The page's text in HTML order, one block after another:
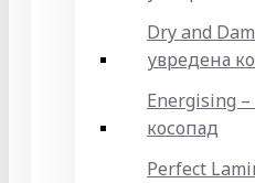
Dry and
увредена
Energising
косопад
Perfect